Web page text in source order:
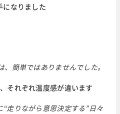
になりました
簡単ではありませんでした。
それぞれ温度感が違います
走りながら意思決定する”日々